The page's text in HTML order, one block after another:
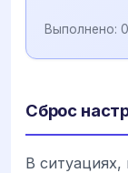
Выполнено: 0
Сброс
В